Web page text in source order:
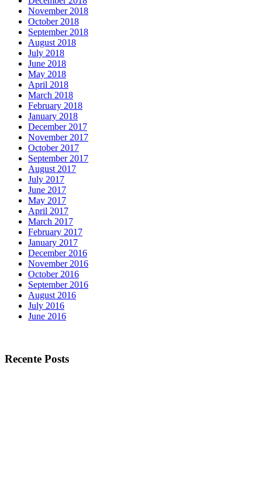
November 2018
October 2018
September 2018
August 2018
July 2018
June 2018
May 2018
April 2018
March 2018
February 2018
January 2018
December 2017
November 2017
October 2017
September 2017
August 2017
July 2017
June 2017
May 2017
April 2017
March 2017
February 2017
January 2017
December 2016
November 2016
October 2016
September 2016
August 2016
July 2016
June 2016
Recente Posts